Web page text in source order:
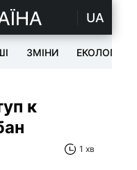
UA
ЗМІНИ ЕКОЛОГІЯ
к
1 хв